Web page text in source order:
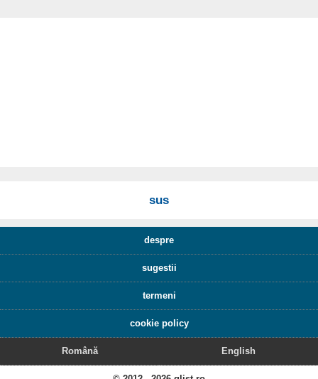
sus
despre
sugestii
termeni
cookie policy
Română English